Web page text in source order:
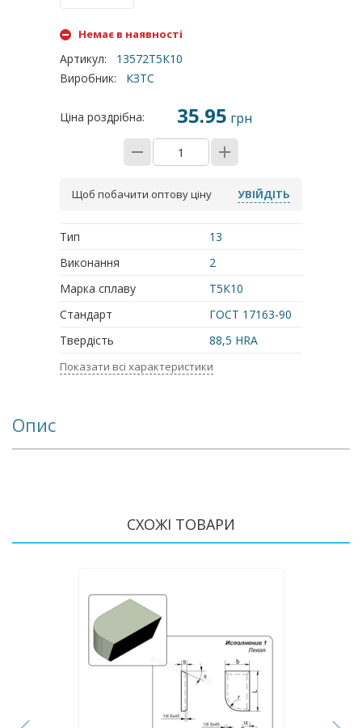
Немає в наявності
Артикул:
13572Т5К10
Виробник: КЗТС
Ціна роздрібна: 35.95 грн
Щоб побачити оптову ціну УВІЙДІТЬ
Тип
13
Виконання
2
Марка сплаву
Т5К10
Стандарт
ГОСТ 17163-90
Твердість
88,5 HRA
Показати всі характеристики
Опис
СХОЖІ ТОВАРИ